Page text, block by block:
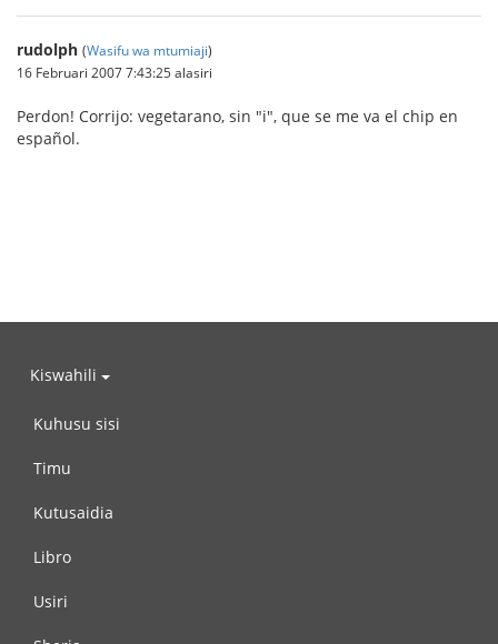
rudolph (Wasifu wa mtumiaji)
16 Februari 2007 7:43:25 alasiri
Perdon! Corrijo: vegetarano, sin "i", que se me va el chip en
español.
Kiswahili
Kuhusu sisi
Timu
Kutusaidia
Libro
Usiri